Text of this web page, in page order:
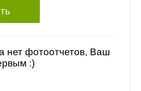
нет фотоотчетов, Ваш
:)